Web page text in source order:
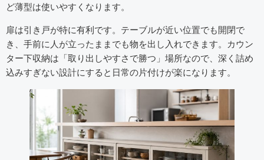
ど薄型は使いやすくなります。
扉は引き戸が特に有利です。テーブルが近い位置でも開閉で
き、手前に人が立ったままでも物を出し入れできます。カウン
ター下収納は「取り出しやすさで勝つ」場所なので、深く詰め
込みすぎない設計にすると日常の片付けが楽になります。